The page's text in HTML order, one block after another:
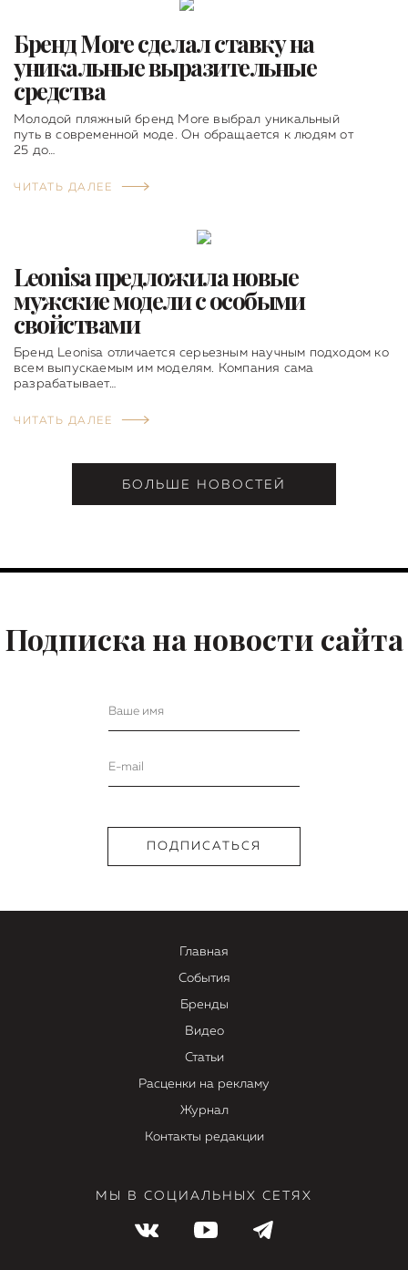
Бренд More сделал ставку на
уникальные выразительные
средства
Молодой пляжный бренд More выбрал уникальный
путь в современной моде. Он обращается к людям от
25 до…
ЧИТАТЬ ДАЛЕЕ
Leonisa предложила новые
мужские модели с особыми
свойствами
Бренд Leonisa отличается серьезным научным подходом ко
всем выпускаемым им моделям. Компания сама
разрабатывает…
ЧИТАТЬ ДАЛЕЕ
БОЛЬШЕ НОВОСТЕЙ
Подписка на новости сайта
Главная
События
Бренды
Видео
Статьи
Расценки на рекламу
Журнал
Контакты редакции
МЫ В СОЦИАЛЬНЫХ СЕТЯХ